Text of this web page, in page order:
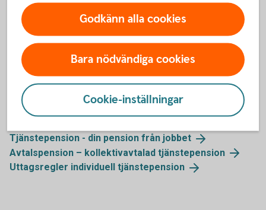
Blankett för utbetalning (pdf)
Blankett Paus i pensionsutbetalning (pdf)
Mer information
Tjänstepension - din pension från jobbet
Avtalspension – kollektivavtalad tjänstepension
Uttagsregler individuell tjänstepension
Godkänn alla cookies
Bara nödvändiga cookies
Cookie-inställningar